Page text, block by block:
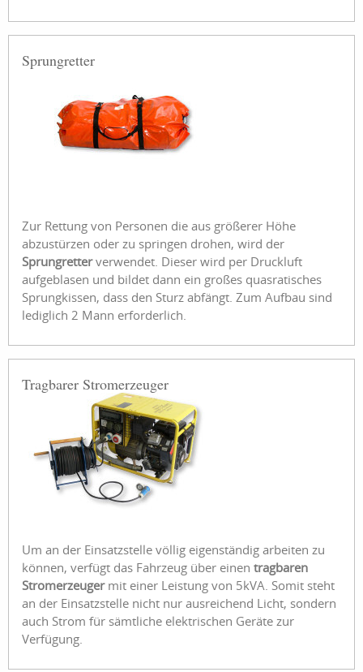
Sprungretter
Zur Rettung von Personen die aus größerer Höhe
abzustürzen oder zu springen drohen, wird der
Sprungretterverwendet. Dieser wird per Druckluft
aufgeblasen und bildet dann ein großes quasratisches
Sprungkissen, dass den Sturz abfängt. Zum Aufbau sind
lediglich 2 Mann erforderlich.
Tragbarer Stromerzeuger
Um an der Einsatzstelle völlig eigenständig arbeiten zu
können, verfügt das Fahrzeug über einen tragbaren
Stromerzeugermit einer Leistung von 5kVA. Somit steht
an der Einsatzstelle nicht nur ausreichend Licht, sondern
auch Strom für sämtliche elektrischen Geräte zur
Verfügung.